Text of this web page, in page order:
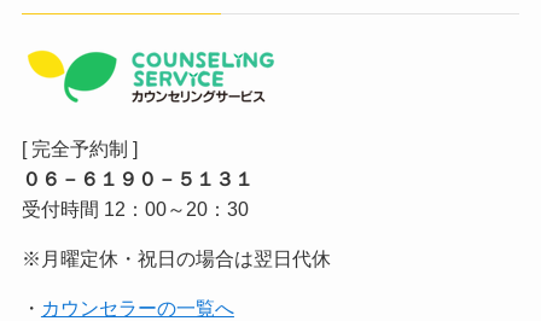
[ 完全予約制 ]
０６－６１９０－５１３１
受付時間 12：00～20：30
※月曜定休・祝日の場合は翌日代休
・ カウンセラーの一覧へ